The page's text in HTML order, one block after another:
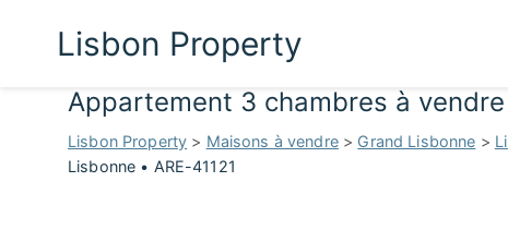
Lisbon Property
Appartement 3 chambres à vendre
Lisbon Property > Maisons à vendre> Grand Lisbonne >
Lisbonne • ARE-41121